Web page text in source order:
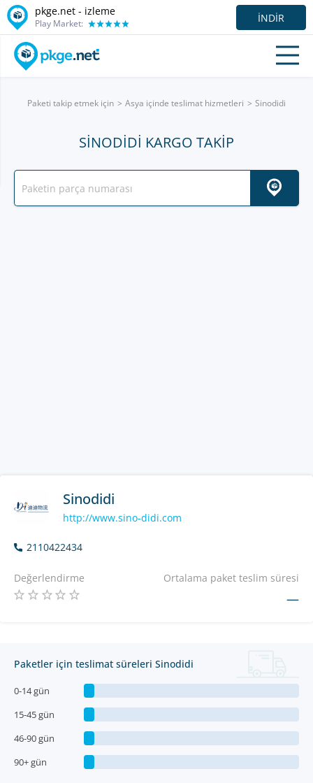
pkge.net - izleme
Play Market: İNDIR
Paketi takip etmek için Asya içinde teslimat hizmetleri Sinodidi
SINODIDI KARGO TAKIP
Sinodidi
http://www.sino-didi.com
2110422434
Değerlendirme Ortalama paket teslim süresi
—
Paketler için teslimat süreleri Sinodidi
0-14 gün
15-45 gün
46-90 gün
90+ gün